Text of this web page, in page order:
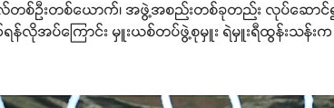
လ်တစ်ဦးတစ်ယောက်၊ အဖွဲ့အစည်းတစ်ခုတည်း လုပ်ဆောင်၍မ
ရန်လိုအပ်ကြောင်း မှူးယစ်တပ်ဖွဲ့စုမှူး ရဲမှူးရီထွန်းသန်း